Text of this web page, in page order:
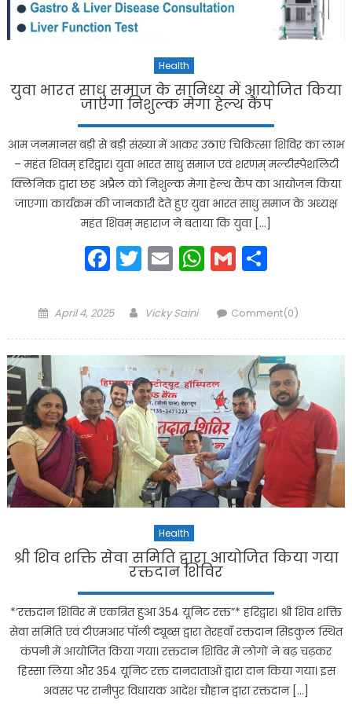
Health
युवा भारत साधु समाज के सानिध्य में आयोजित किया
जाएगा निशुल्क मेगा हेल्थ कैंप
आम जनमानस बड़ी से बड़ी संख्या में आकर उठाएं चिकित्सा शिविर का लाभ
– महंत शिवम् हरिद्वार। युवा भारत साधु समाज एवं शरणम् मल्टीस्पेशलिटी
क्लिनिक द्वारा छह अप्रैल को निशुल्क मेगा हेल्थ कैंप का आयोजन किया
जाएगा। कार्यक्रम की जानकारी देते हुए युवा भारत साधु समाज के अध्यक्ष
महंत शिवम् महाराज ने बताया कि युवा […]
Facebook
Twitter
EmailWhatsApp
Gmail
Posted
April 4, 2025 Author
Vicky Saini Comment(0)
Health
श्री शिव शक्ति सेवा समिति द्वारा आयोजित किया गया
रक्तदान शिविर
*’रक्तदान शिविर में एकत्रित हुआ 354 यूनिट रक्त”* हरिद्वार। श्री शिव शक्ति
सेवा समिति एवं टीएमआर पाॅली ट्यूब्स द्वारा तेरहवॉं रक्तदान सिडकुल स्थित
कंपनी में आयोजित किया गया। रक्तदान शिविर में लोगों ने बढ़ चढ़कर
हिस्सा लिया और 354 यूनिट रक्त दानदाताओं द्वारा दान किया गया। इस
अवसर पर रानीपुर विधायक आदेश चौहान द्वारा रक्तदान […]